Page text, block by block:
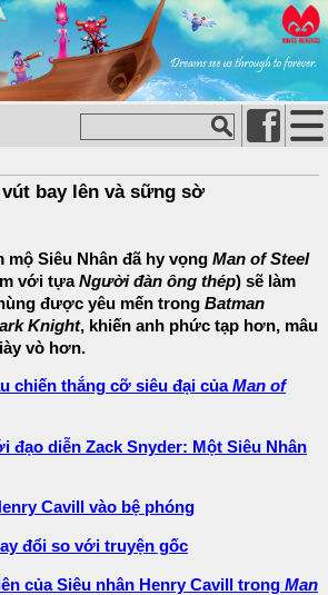
bay lên và sững sờ
Siêu Nhân đã hy vọng Man of Steel
với tựaNgười đàn ông thép) sẽ làm
được yêu mến trong Batman
Knight, khiến anh phức tạp hơn, mâu
vò hơn.
chiến thắng cỡ siêu đại củaMan of
đạo diễn Zack Snyder: Một Siêu Nhân
Cavill vào bệ phóng
đổi so với truyện gốc
của Siêu nhân Henry Cavill trong Man